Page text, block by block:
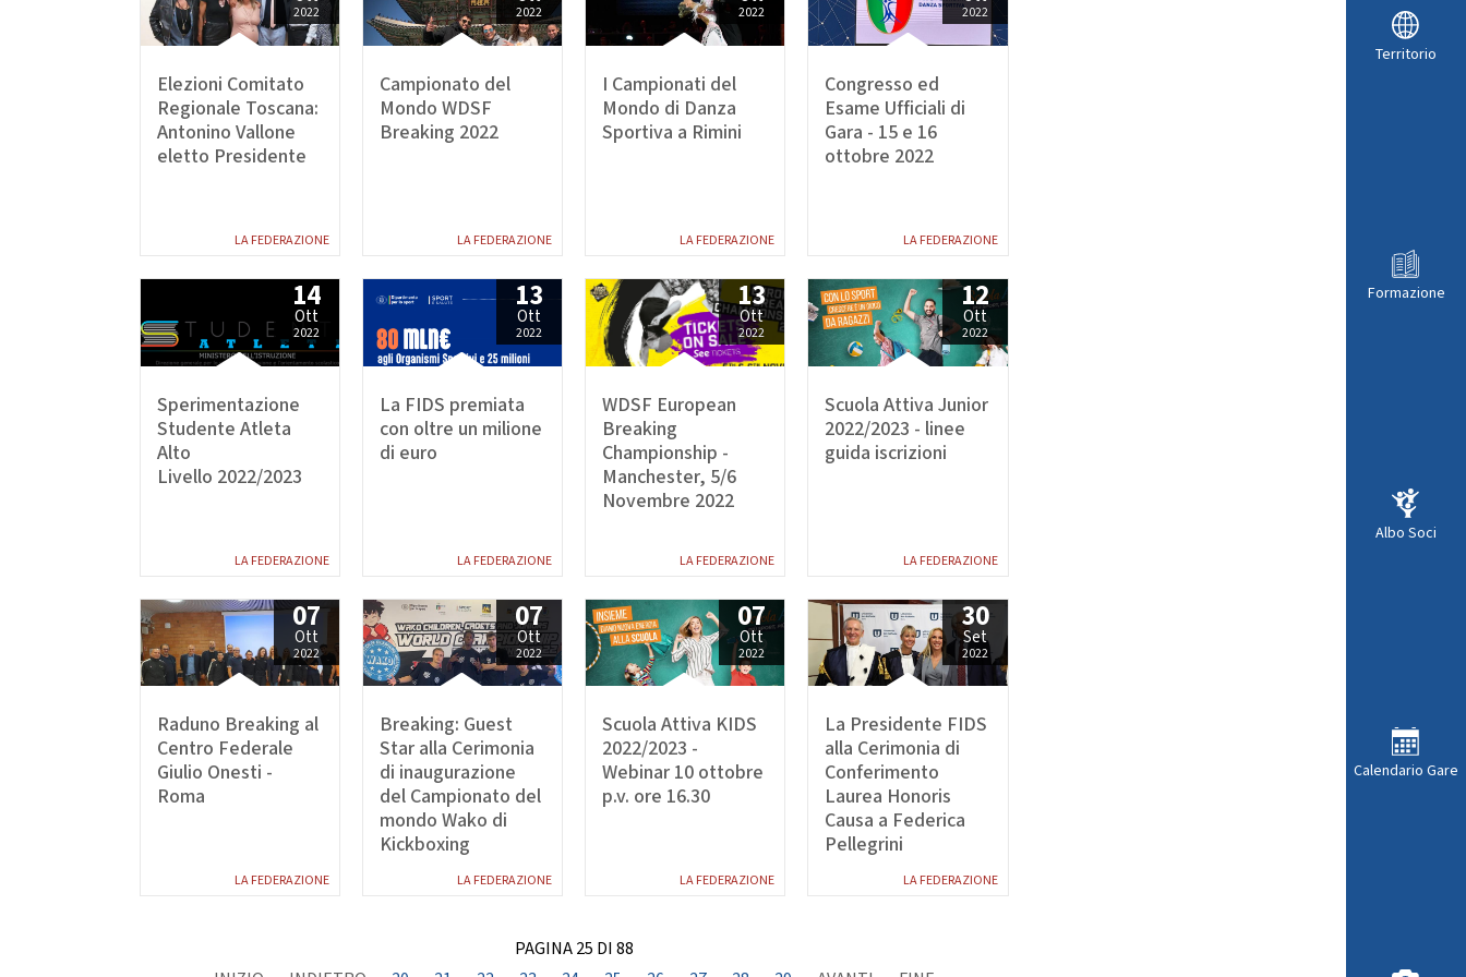
Territorio
Formazione
Albo Soci
Calendario Gare
DIRIGENTI SPORTIVI
UFFICIO STAMPA
GIUSTIZIA SPORTIVA
Decisioni
LOGO E PATROCINIO
CONTATTI
ASSEMBLEA NAZIONALE
Danze Filuzziane
Danza Classica
Modern Contemporary
Jazz Dance
Electric Boogie
Break Dance
Street Show
Disco Dance
La Disciplina
SETTORE CHEERLEADING E
TESTI TECNICI
LA FEDERAZIONE
2022
Elezioni Comitato
Regionale Toscana:
Antonino Vallone
eletto Presidente
LA FEDERAZIONE
2022
Campionato del
Mondo WDSF
Breaking 2022
LA FEDERAZIONE
2022
I Campionati del
Mondo di Danza
Sportiva a Rimini
LA FEDERAZIONE
2022
Congresso ed
Esame Ufficiali di
Gara - 15 e 16
ottobre 2022
LA FEDERAZIONE
14
Ott
2022
Sperimentazione
Studente Atleta
Alto
Livello 2022/2023
LA FEDERAZIONE
13
Ott
2022
La FIDS premiata
con oltre un milione
di euro
LA FEDERAZIONE
13
Ott
2022
WDSF European
Breaking
Championship -
Manchester, 5/6
Novembre 2022
LA FEDERAZIONE
12
Ott
2022
Scuola Attiva Junior
2022/2023 - linee
guida iscrizioni
LA FEDERAZIONE
07
Ott
2022
Raduno Breaking al
Centro Federale
Giulio Onesti -
Roma
LA FEDERAZIONE
07
Ott
2022
Breaking: Guest
Star alla Cerimonia
di inaugurazione
del Campionato del
mondo Wako di
Kickboxing
LA FEDERAZIONE
07
Ott
2022
Scuola Attiva KIDS
2022/2023 -
Webinar 10 ottobre
p.v. ore 16.30
LA FEDERAZIONE
30
Set
2022
La Presidente FIDS
alla Cerimonia di
Conferimento
Laurea Honoris
Causa a Federica
Pellegrini
PAGINA 25 DI 88